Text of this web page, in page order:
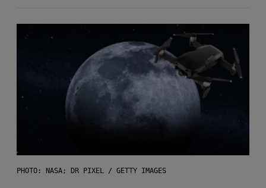
PHOTO: NASA; DR PIXEL / GETTY IMAGES